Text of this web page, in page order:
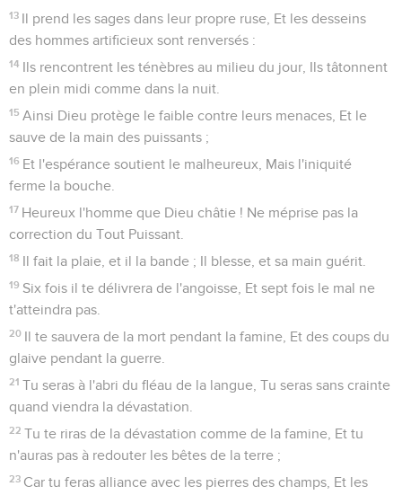
13 Il prend les sages dans leur propre ruse, Et les desseins
des hommes artificieux sont renversés :
14 Ils rencontrent les ténèbres au milieu du jour, Ils tâtonnent
en plein midi comme dans la nuit.
15 Ainsi Dieu protège le faible contre leurs menaces, Et le
sauve de la main des puissants ;
16 Et l'espérance soutient le malheureux, Mais l'iniquité
ferme la bouche.
17 Heureux l'homme que Dieu châtie ! Ne méprise pas la
correction du Tout Puissant.
18 Il fait la plaie, et il la bande ; Il blesse, et sa main guérit.
19 Six fois il te délivrera de l'angoisse, Et sept fois le mal ne
t'atteindra pas.
20 Il te sauvera de la mort pendant la famine, Et des coups du
glaive pendant la guerre.
21 Tu seras à l'abri du fléau de la langue, Tu seras sans crainte
quand viendra la dévastation.
22 Tu te riras de la dévastation comme de la famine, Et tu
n'auras pas à redouter les bêtes de la terre ;
23 Car tu feras alliance avec les pierres des champs, Et les